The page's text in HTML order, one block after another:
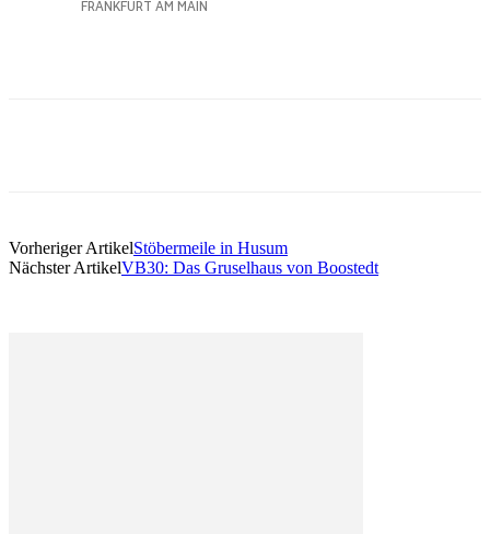
Vorheriger ArtikelStöbermeile in Husum
Nächster ArtikelVB30: Das Gruselhaus von Boostedt